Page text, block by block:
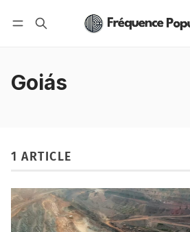
Nous soutenir
Goiás
1 ARTICLE